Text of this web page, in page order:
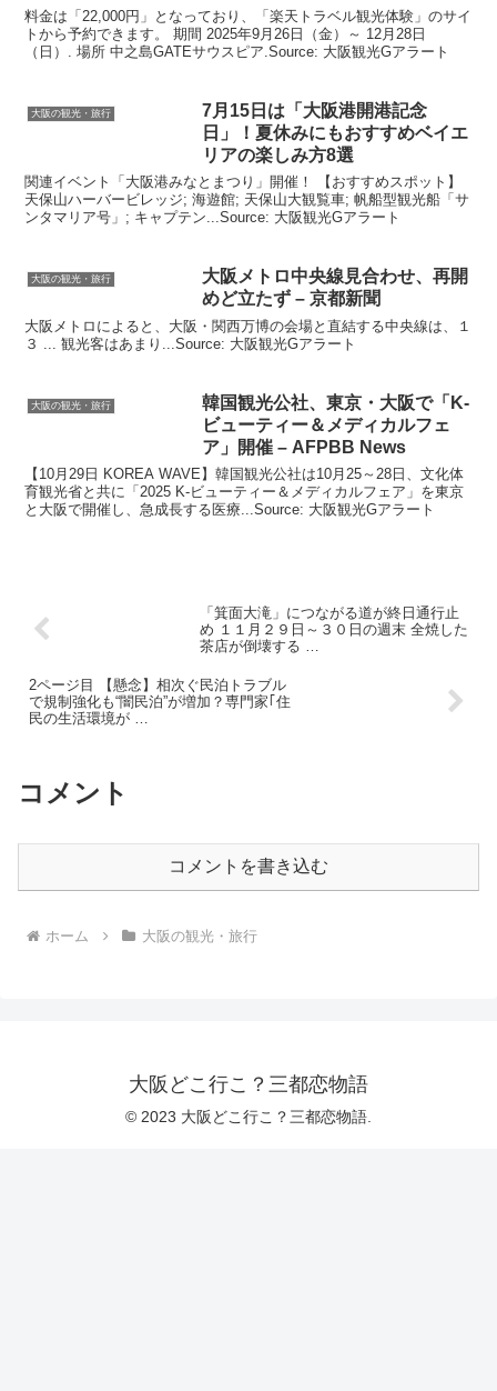
験
料金は「22,000円」となっており、「楽天トラベル観光体験」のサイ
トから予約できます。 期間 2025年9月26日（金）～ 12月28日
（日）. 場所 中之島GATEサウスピア.Source: 大阪観光Gアラート
大阪の観光・旅行 7月15日は「 大阪港開港記念
日」！夏休みにもおすすめベイエ
リアの楽しみ方8選
関連イベント「大阪港みなとまつり」開催！ 【おすすめスポット】
天保山ハーバービレッジ; 海遊館; 天保山大観覧車; 帆船型観光船「サ
ンタマリア号」; キャプテン...Source: 大阪観光Gアラート
大阪の観光・旅行 大阪 メトロ中央線見合わせ、再開
めど立たず – 京都新聞
大阪メトロによると、大阪・関西万博の会場と直結する中央線は、１
３ ... 観光客はあまり...Source: 大阪観光Gアラート
大阪の観光・旅行 韓国観光公社、東京・ 大阪で「K-
ビューティー＆メディカルフェ
ア」開催 – AFPBB News
【10月29日 KOREA WAVE】韓国観光公社は10月25～28日、文化体
育観光省と共に「2025 K-ビューティー＆メディカルフェア」を東京
と大阪で開催し、急成長する医療...Source: 大阪観光Gアラート
「箕面大滝」につながる道が終日通行止
め １１月２９日～３０日の週末 全焼した
茶店が倒壊する …
2ページ目 【懸念】相次ぐ民泊トラブル
で規制強化も“闇民泊”が増加？専門家｢住
民の生活環境が …
コメント
コメントを書き込む
ホーム 大阪の観光・旅行
大阪どこ行こ？三都恋物語
© 2023 大阪どこ行こ？三都恋物語.